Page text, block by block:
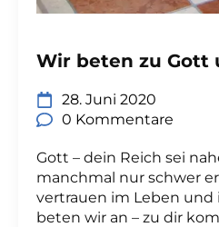
Wir beten zu
28. Juni 2020
0 Kommentare
Gott – dein Reich sei
manchmal nur schwer
vertrauen im Leben und
beten wir an – zu dir